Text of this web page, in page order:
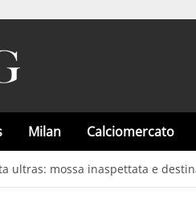
Milan Calciomercato
ultras: mossa inaspettata e